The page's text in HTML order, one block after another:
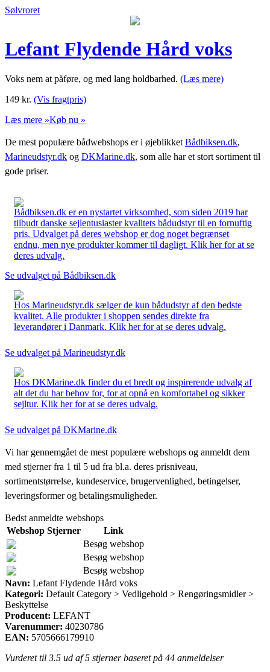
Sølvroret
Lefant Flydende Hård voks
Voks nem at påføre, og med lang holdbarhed. (Læs mere)
149 kr. (Vis fragtpris)
Læs mere »Køb nu »
De mest populære bådwebshops er i øjeblikket Bådbiksen.dk,
Marineudstyr.dk og DKMarine.dk, som alle har et stort sortiment til
gode priser.
Bådbiksen.dk er en nystartet virksomhed, som siden 2019 har
tilbudt danske sejlentusiaster kvalitets bådudstyr til en fornuftig
pris. Udvalget på deres webshop er dog noget begrænset
endnu, men nye produkter kommer til dagligt. Klik her for at se
deres udvalg.
Se udvalget på Bådbiksen.dk
Hos Marineudstyr.dk sælger de kun bådudstyr af den bedste
kvalitet. Alle produkter i shoppen sendes direkte fra
leverandører i Danmark. Klik her for at se deres udvalg.
Se udvalget på Marineudstyr.dk
Hos DKMarine.dk finder du et bredt og inspirerende udvalg af
alt det du har behov for, for at opnå en komfortabel og sikker
sejltur. Klik her for at se deres udvalg.
Se udvalget på DKMarine.dk
Vi har gennemgået de mest populære webshops og anmeldt dem
med stjerner fra 1 til 5 ud fra bl.a. deres prisniveau,
sortimentstørrelse, kundeservice, brugervenlighed, betingelser,
leveringsformer og betalingsmuligheder.
Bedst anmeldte webshops
Webshop Stjerner
Link
Besøg webshop
Besøg webshop
Besøg webshop
Navn: Lefant Flydende Hård voks
Kategori: Default Category > Vedligehold > Rengøringsmidler >
Beskyttelse
Producent: LEFANT
Varenummer: 40230786
EAN: 5705666179910
Vurderet til 3.5 ud af 5 stjerner baseret på 44 anmeldelser